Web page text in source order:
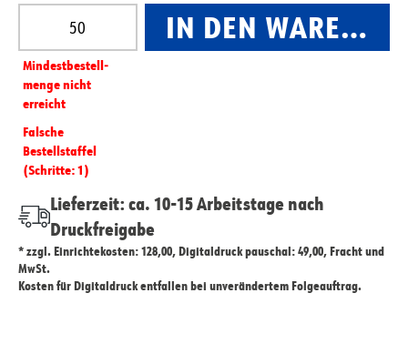
Produkt Anzahl: Gib den gewünschten Wert ein
Mindest­­bestell­­
menge nicht
erreicht
Falsche
Bestellstaffel
(Schritte: 1)
IN DEN
Lieferzeit: ca. 10-15 Arbeitstage nach
Druckfreigabe
* zzgl. Einrichtekosten: 128,00, Digitaldruck pauschal: 49,00, Fracht und
MwSt.
Kosten für Digitaldruck entfallen bei unverändertem Folgeauftrag.